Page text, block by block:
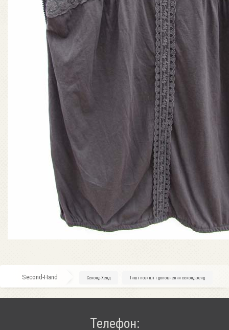
Second-Hand Секонд-Хенд Інші позиції і доповнення секонд-хенд
Телефон: